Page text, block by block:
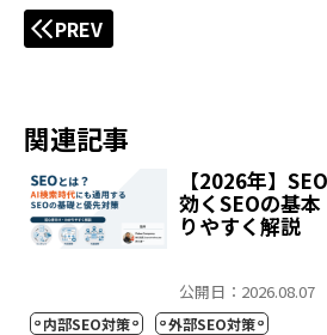
PREV
関連記事
【2026年】
効くSEOの基
りやすく解説
公開日：2026.08.07
内部SEO対策 外部SEO対策